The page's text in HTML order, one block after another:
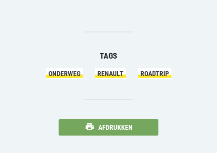
TAGS
ONDERWEG RENAULT ROADTRIP
AFDRUKKEN